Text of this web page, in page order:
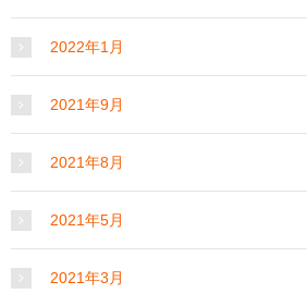
2022年1月
2021年9月
2021年8月
2021年5月
2021年3月